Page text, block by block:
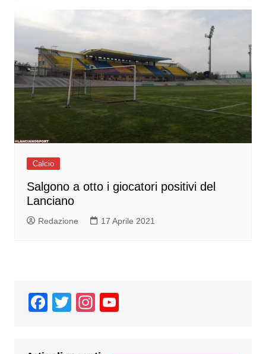
Calcio
Salgono a otto i giocatori positivi del
Lanciano
Redazione 17 Aprile 2021
F
T
In